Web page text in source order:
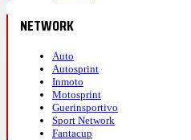
NETWORK
Auto
Autosprint
Inmoto
Motosprint
Guerinsportivo
Sport Network
Fantacup